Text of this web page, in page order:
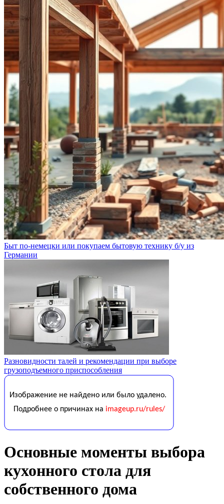
Быт по-немецки или покупаем бытовую технику б/у из
Германии
Разновидности талей и рекомендации при выборе
грузоподъемного приспособления
Основные моменты выбора
кухонного стола для
собственного дома